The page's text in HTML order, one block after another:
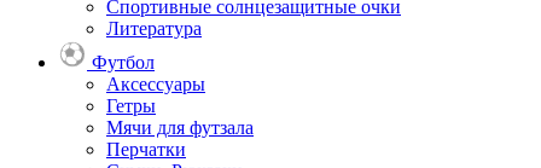
Спортивные солнцезащитные очки
Литература
Футбол
Аксессуары
Гетры
Мячи для футзала
Перчатки